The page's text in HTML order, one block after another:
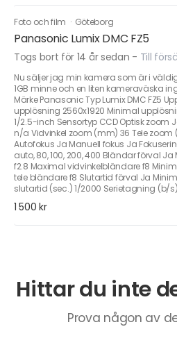
Foto och film · Göteborg
Panasonic Lumix DMC FZ5
Togs bort för 14 år sedan - Till
Nu säljer jag min kamera som är i
1GB minne och en liten kameraväska
Märke Panasonic Typ Lumix DMC FZ5
upplösning 2560x1920 Minimal
1/2.5-inch Sensortyp CCD Optisk
n/a Vidvinkel zoom (mm) 36 Tele
Autofokus Ja Manuell fokus Ja
auto, 80, 100, 200, 400 Bländar förval
f2.8 Maximal vidvinkelbländare f8
tele bländare f8 Slutartid förval Ja
slutartid (sec.) 1/2000 Serietagning (b/
1 500 kr
Hittar du inte
Prova någon av